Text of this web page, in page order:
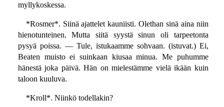
myllykoskessa.
*Rosmer*. Siinä ajattelet kauniisti. Olethan sinä aina niin
hienotunteinen. Mutta siitä syystä sinun oli tarpeetonta
pysyä poissa. — Tule, istukaamme sohvaan. (istuvat.) Ei,
Beaten muisto ei suinkaan kiusaa minua. Me puhumme
hänestä joka päivä. Hän on mielestämme vielä ikään kuin
taloon kuuluva.
*Kroll*. Niinkö todellakin?